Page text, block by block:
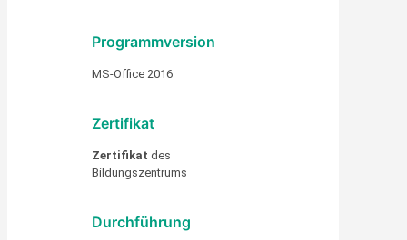
Programmversion
MS-Office 2016
Zertifikat
Zertifikat des
Bildungszentrums
Durchführung